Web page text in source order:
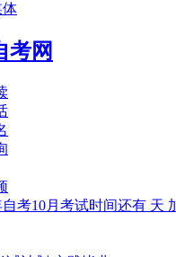
体
自考10月考试时间还有 天